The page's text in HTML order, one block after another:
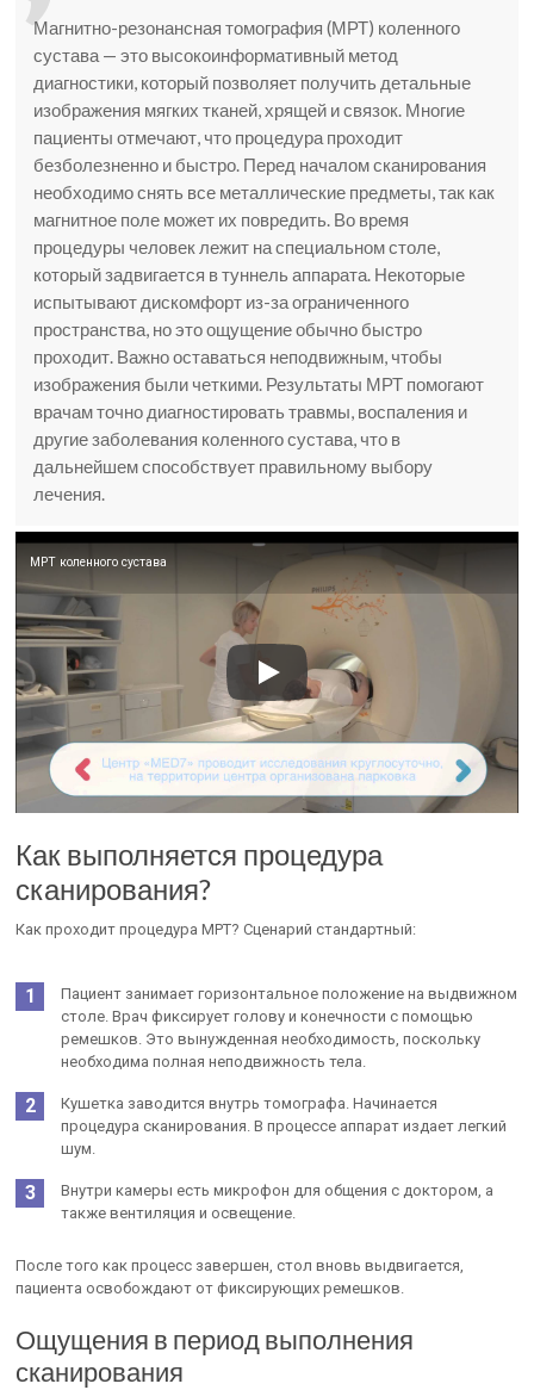
Магнитно-резонансная томография (МРТ) коленного
сустава — это высокоинформативный метод
диагностики, который позволяет получить детальные
изображения мягких тканей, хрящей и связок. Многие
пациенты отмечают, что процедура проходит
безболезненно и быстро. Перед началом сканирования
необходимо снять все металлические предметы, так как
магнитное поле может их повредить. Во время
процедуры человек лежит на специальном столе,
который задвигается в туннель аппарата. Некоторые
испытывают дискомфорт из-за ограниченного
пространства, но это ощущение обычно быстро
проходит. Важно оставаться неподвижным, чтобы
изображения были четкими. Результаты МРТ помогают
врачам точно диагностировать травмы, воспаления и
другие заболевания коленного сустава, что в
дальнейшем способствует правильному выбору
лечения.
МРТ коленного сустава
Как выполняется процедура
сканирования?
Как проходит процедура МРТ? Сценарий стандартный:
Пациент занимает горизонтальное положение на выдвижном
столе. Врач фиксирует голову и конечности с помощью
ремешков. Это вынужденная необходимость, поскольку
необходима полная неподвижность тела.
Кушетка заводится внутрь томографа. Начинается
процедура сканирования. В процессе аппарат издает легкий
шум.
Внутри камеры есть микрофон для общения с доктором, а
также вентиляция и освещение.
После того как процесс завершен, стол вновь выдвигается,
пациента освобождают от фиксирующих ремешков.
Ощущения в период выполнения
сканирования